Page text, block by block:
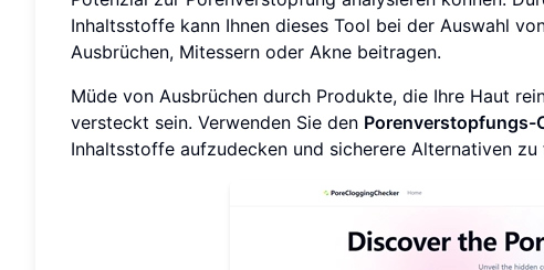
Inhaltsstoffe kann Ihnen dieses Tool bei der Auswahl
Ausbrüchen, Mitessern oder Akne beitragen.
Müde von Ausbrüchen durch Produkte, die Ihre Haut
versteckt sein. Verwenden Sie den Porenverstopfungs-
Inhaltsstoffe aufzudecken und sicherere Alternativen zu